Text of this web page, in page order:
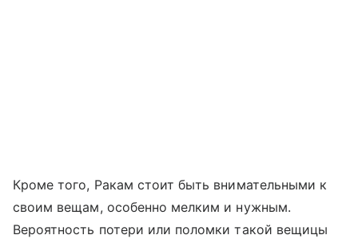
Кроме того, Ракам стоит быть внимательными к
своим вещам, особенно мелким и нужным.
Вероятность потери или поломки такой вещицы